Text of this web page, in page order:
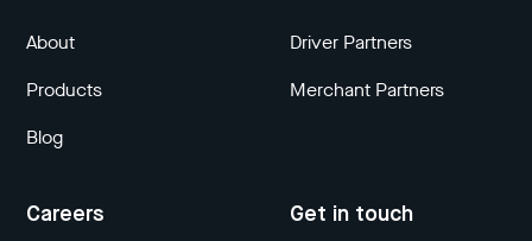
About
Products
Blog
Driver Partners
Merchant Partners
Careers Get in touch